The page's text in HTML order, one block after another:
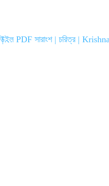
|…
উইল PDF সারাংশ | চরিত্র |